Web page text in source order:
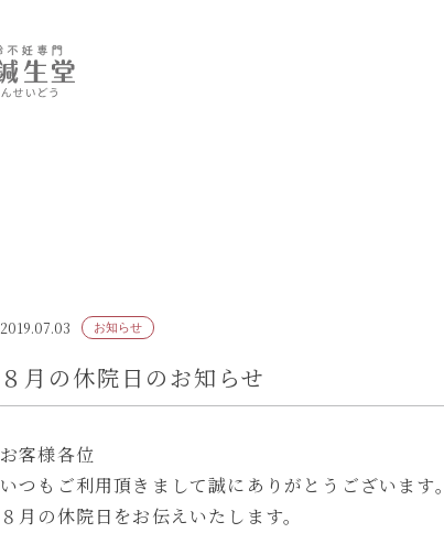
2019.07.03 お知らせ
８月の休院日のお知らせ
お客様各位
いつもご利用頂きまして誠にありがとうございます。
８月の休院日をお伝えいたします。